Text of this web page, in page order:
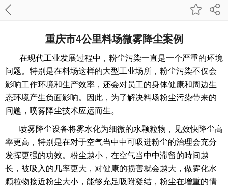
重庆市4公里料场微雾降尘案例
在现代工业发展过程中，粉尘污染一直是一个严重的环境
问题。特别是在料场这样的大型工业场所，粉尘污染不仅会
影响工作环境和生产效率，还会对员工的身体健康和周边生
态环境产生负面影响。因此，为了解决料场粉尘污染带来的
问题，喷雾降尘技术应运而生。
喷雾降尘设备将雾水化为细微的水颗粒物，见效快降尘高
率更高，特别是在对于空气当中中可吸进粉尘的治理会充分
发挥更强的功效。粉尘越小，在空气当中中滞留的時间越
长，被吸入的几率更大，对健康的损害就会越大，做雾化水
颗粒物接近粉尘大小，能够充足吸附凝结，粉尘在增重的情